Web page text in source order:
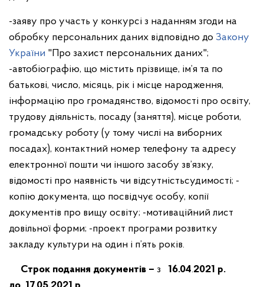
-заяву про участь у конкурсі з наданням згоди на
обробку персональних даних відповідно до Закону
України "Про захист персональних даних";
-автобіографію, що містить прізвище, ім’я та по
батькові, число, місяць, рік і місце народження,
інформацію про громадянство, відомості про освіту,
трудову діяльність, посаду (заняття), місце роботи,
громадську роботу (у тому числі на виборних
посадах), контактний номер телефону та адресу
електронної пошти чи іншого засобу зв’язку,
відомості про наявність чи відсутністьсудимості; -
копію документа, що посвідчує особу, копії
документів про вищу освіту; -мотиваційний лист
довільної форми; -проект програми розвитку
закладу культури на один і п’ять років.
Строк подання документів – з 16.04.2021 р.